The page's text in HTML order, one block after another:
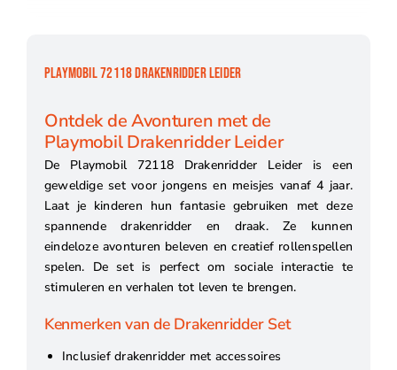
PLAYMOBIL 72118 DRAKENRIDDER LEIDER
Ontdek de Avonturen met de
Playmobil Drakenridder Leider
De Playmobil 72118 Drakenridder Leider is een
geweldige set voor jongens en meisjes vanaf 4 jaar.
Laat je kinderen hun fantasie gebruiken met deze
spannende drakenridder en draak. Ze kunnen
eindeloze avonturen beleven en creatief rollenspellen
spelen. De set is perfect om sociale interactie te
stimuleren en verhalen tot leven te brengen.
Kenmerken van de Drakenridder Set
Inclusief drakenridder met accessoires